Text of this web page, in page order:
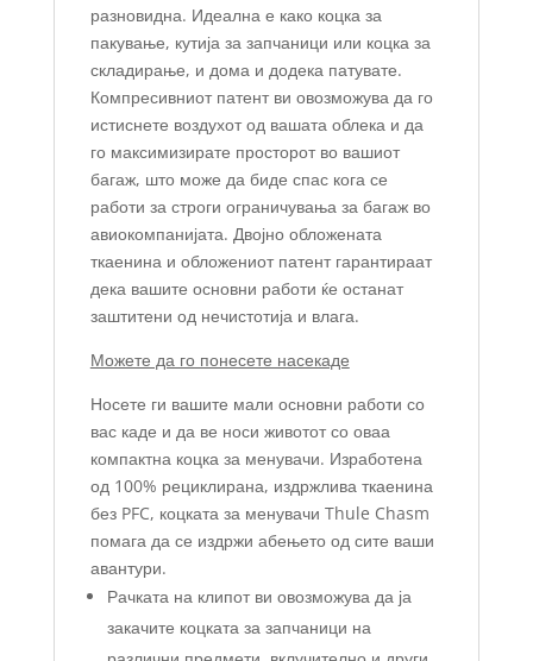
разновидна. Идеална е како коцка за
пакување, кутија за запчаници или коцка за
складирање, и дома и додека патувате.
Компресивниот патент ви овозможува да го
истиснете воздухот од вашата облека и да
го максимизирате просторот во вашиот
багаж, што може да биде спас кога се
работи за строги ограничувања за багаж во
авиокомпанијата. Двојно обложената
ткаенина и обложениот патент гарантираат
дека вашите основни работи ќе останат
заштитени од нечистотија и влага.
Можете да го понесете насекаде
Носете ги вашите мали основни работи со
вас каде и да ве носи животот со оваа
компактна коцка за менувачи. Изработена
од 100% рециклирана, издржлива ткаенина
без PFC, коцката за менувачи Thule Chasm
помага да се издржи абењето од сите ваши
авантури.
Рачката на клипот ви овозможува да ја
закачите коцката за запчаници на